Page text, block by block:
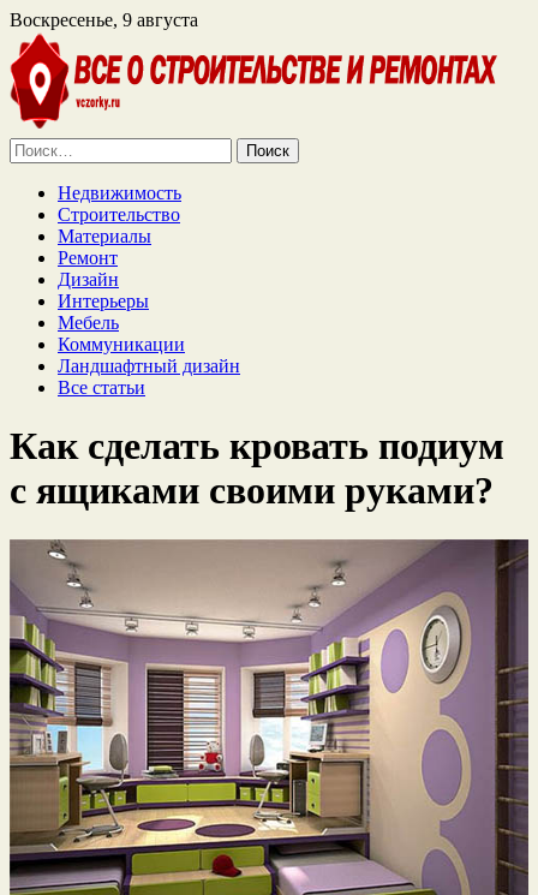
Воскресенье, 9 августа
Найти:
Недвижимость
Строительство
Материалы
Ремонт
Дизайн
Интерьеры
Мебель
Коммуникации
Ландшафтный дизайн
Все статьи
Как сделать кровать подиум
с ящиками своими руками?